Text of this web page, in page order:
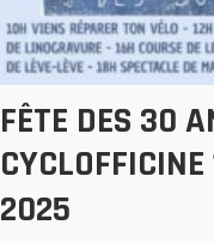
FÊTE DES 30
2025